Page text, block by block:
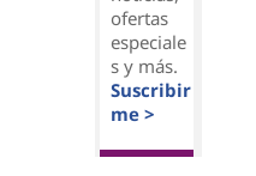
ofertas
especiale
s y más.
Suscribir
me >